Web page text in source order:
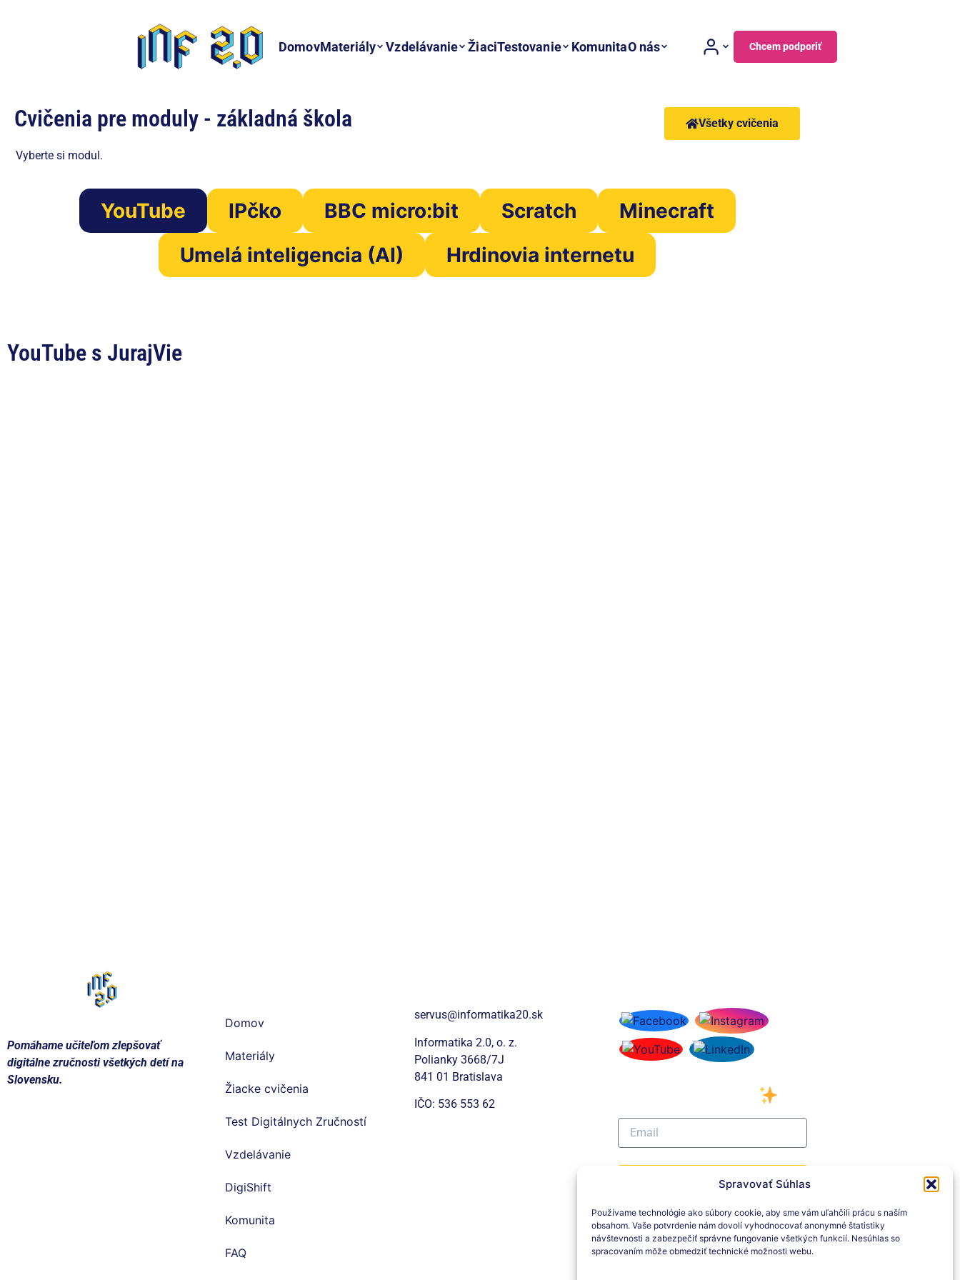
Spravovať Súhlas
Používame technológie ako súbory cookie, aby sme vám uľahčili prácu s naším
obsahom. Vaše potvrdenie nám dovolí vyhodnocovať anonymné štatistiky
návštevnosti a zabezpečiť správne fungovanie všetkých funkcií. Nesúhlas so
spracovaním môže obmedziť technické možnosti webu.
DomovMateriály Vzdelávanie ŽiaciTestovanie KomunitaO nás Chcem podporiť
Cvičenia pre moduly - základná škola Všetky cvičenia
Vyberte si modul.
YouTube IPčko BBC micro:bit Scratch
Minecraft
Umelá inteligencia (AI)
Hrdinovia internetu
YouTube s JurajVie​
Pomáhame učiteľom zlepšovať
digitálne zručnosti všetkých detí na
Slovensku.
Domov
Materiály
Žiacke cvičenia
Test Digitálnych Zručností
Vzdelávanie
DigiShift
Komunita
FAQ
servus@informatika20.sk
Informatika 2.0, o. z.
Polianky 3668/7J
841 01 Bratislava
IČO: 536 553 62
Prihlásiť sa na odber